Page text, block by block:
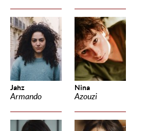
Jahz
Armando
Nina
Azouzi